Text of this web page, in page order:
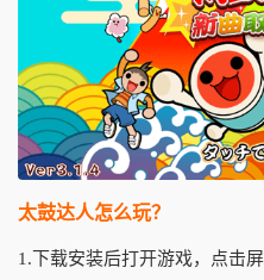
太鼓达人怎么玩？
1.下载安装后打开游戏，点击